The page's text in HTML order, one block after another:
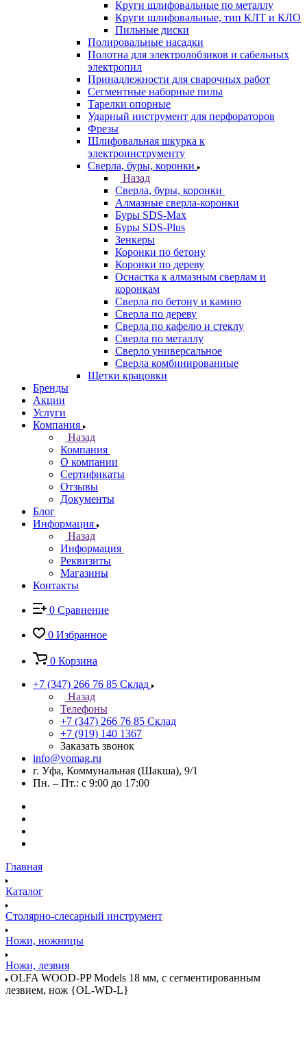
Круги шлифовальные по металлу
Круги шлифовальные, тип КЛТ и КЛО
Пильные диски
Полировальные насадки
Полотна для электролобзиков и сабельных
электропил
Принадлежности для сварочных работ
Сегментные наборные пилы
Тарелки опорные
Ударный инструмент для перфораторов
Фрезы
Шлифовальная шкурка к
электроинструменту
Сверла, буры, коронки
Назад
Сверла, буры, коронки
Алмазные сверла-коронки
Буры SDS-Max
Буры SDS-Plus
Зенкеры
Коронки по бетону
Коронки по дереву
Оснастка к алмазным сверлам и
коронкам
Сверла по бетону и камню
Сверла по дереву
Сверла по кафелю и стеклу
Сверла по металлу
Сверло универсальное
Сверла комбинированные
Щетки крацовки
Бренды
Акции
Услуги
Компания
Назад
Компания
О компании
Сертификаты
Отзывы
Документы
Блог
Информация
Назад
Информация
Реквизиты
Магазины
Контакты
0 Сравнение
0 Избранное
0 Корзина
+7 (347) 266 76 85 Склад
Назад
Телефоны
+7 (347) 266 76 85 Склад
+7 (919) 140 1367
Заказать звонок
info@vomag.ru
г. Уфа, Коммунальная (Шакша), 9/1
Пн. – Пт.: с 9:00 до 17:00
Главная
Каталог
Столярно-слесарный инструмент
Ножи, ножницы
Ножи, лезвия
OLFA WOOD-PP Models 18 мм, с сегментированным
лезвием, нож {OL-WD-L}